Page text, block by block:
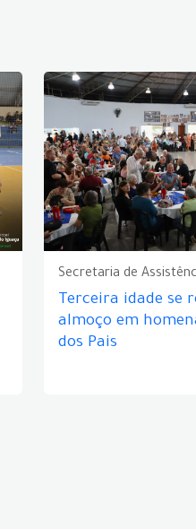
Secretaria de
Terceira idade se
almoço em
dos Pais